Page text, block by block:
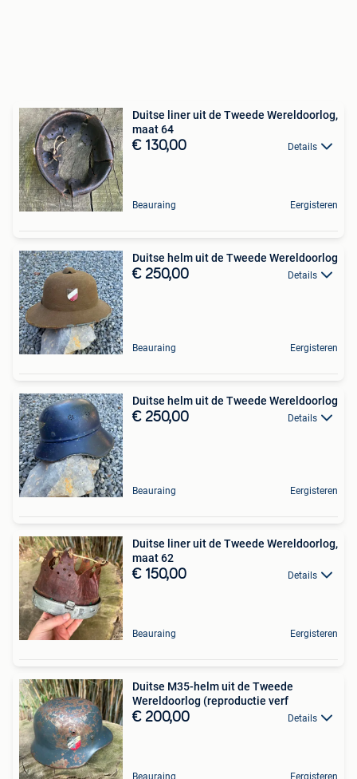
Duitse liner uit de Tweede Wereldoorlog,
maat 64
€ 130,00 Details
Beauraing Eergisteren
Duitse helm uit de Tweede Wereldoorlog
€ 250,00 Details
Beauraing Eergisteren
Duitse helm uit de Tweede Wereldoorlog
€ 250,00 Details
Beauraing Eergisteren
Duitse liner uit de Tweede Wereldoorlog,
maat 62
€ 150,00 Details
Beauraing Eergisteren
Duitse M35-helm uit de Tweede
Wereldoorlog (reproductie verf
€ 200,00 Details
Beauraing Eergisteren